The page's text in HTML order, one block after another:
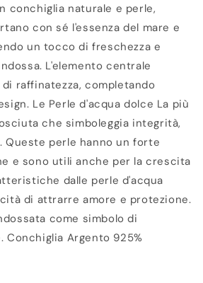
conchiglia naturale e perle,
con sé l'essenza del mare e
un tocco di freschezza e
L'elemento centrale
raffinatezza, completando
Le Perle d'acqua dolce La più
che simboleggia integrità,
Queste perle hanno un forte
e sono utili anche per la crescita
dalle perle d'acqua
di attrarre amore e protezione.
come simbolo di
Conchiglia Argento 925%